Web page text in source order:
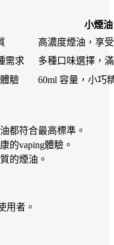
小煙油
高濃度煙油，享
需求
多種口味選擇，
驗 60ml 容量，小巧
都符合最高標準。
的vaping體驗。
的煙油。
用者。